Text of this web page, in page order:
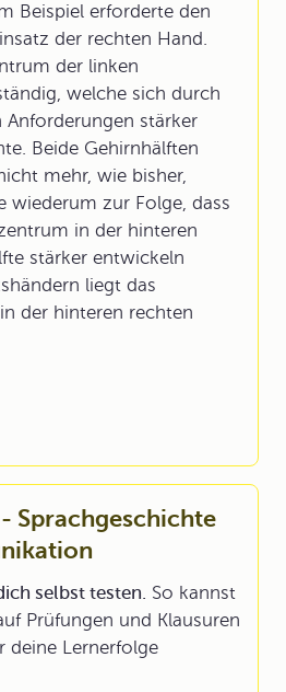
Beispiel erforderte den
der rechten Hand.
der linken
welche sich durch
Anforderungen stärker
Beide Gehirnhälften
mehr, wie bisher,
wiederum zur Folge, dass
in der hinteren
stärker entwickeln
liegt das
der hinteren rechten
Sprachgeschichte
selbst testen. So kannst
Prüfungen und Klausuren
deine Lernerfolge